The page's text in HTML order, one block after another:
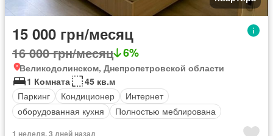
15 000 грн/месяц
16 000 грн/месяц 6%
Великодолинском, Днепропетровской области
1 Комната
45 кв.м
Паркинг
Кондиционер
Интернет
оборудованная кухня
Полностью меблирована
1 неделя, 3 дней назад